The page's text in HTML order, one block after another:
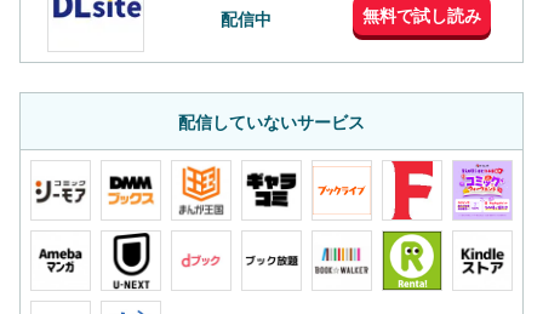
配信中
無料で試し読み
配信していないサービス